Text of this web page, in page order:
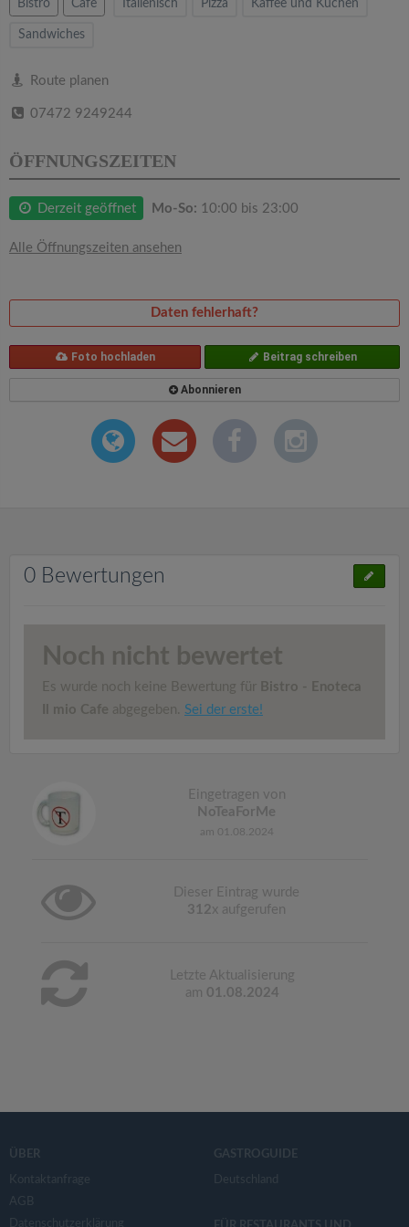
Bistro Cafe Italienisch Pizza Kaffee und Kuchen
Sandwiches
Route planen
07472 9249244
ÖFFNUNGSZEITEN
Derzeit geöffnet Mo-So: 10:00 bis 23:00
Alle Öffnungszeiten ansehen
Daten fehlerhaft?
Foto hochladen Beitrag schreiben
Abonnieren
0 Bewertungen
Noch nicht bewertet
Es wurde noch keine Bewertung für Bistro - Enoteca
Il mio Cafe abgegeben. Sei der erste!
Eingetragen von
NoTeaForMe
am 01.08.2024
Dieser Eintrag wurde
312x aufgerufen
Letzte Aktualisierung
am 01.08.2024
ÜBER
Kontaktanfrage
AGB
Datenschutzerklärung
GASTROGUIDE
Deutschland
t
i